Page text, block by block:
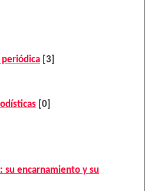
[3]
[0]
su encarnamiento y su